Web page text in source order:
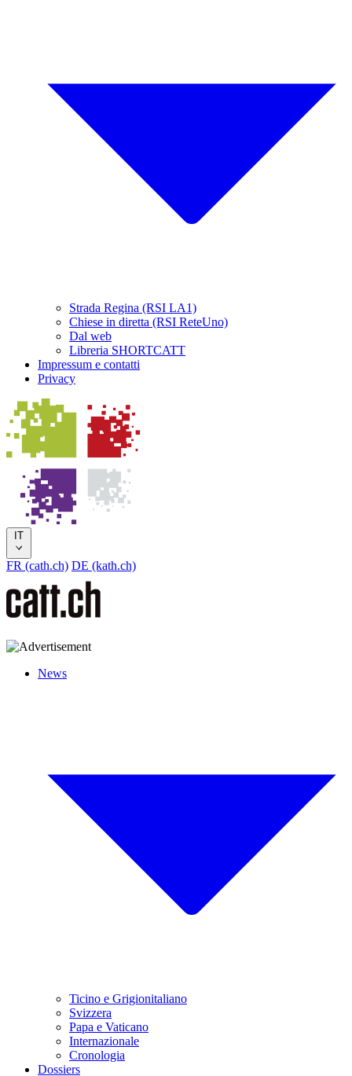
Strada Regina (RSI LA1)
Chiese in diretta (RSI ReteUno)
Dal web
Libreria SHORTCATT
Impressum e contatti
Privacy
IT
FR (cath.ch) DE (kath.ch)
News
Ticino e Grigionitaliano
Svizzera
Papa e Vaticano
Internazionale
Cronologia
Dossiers